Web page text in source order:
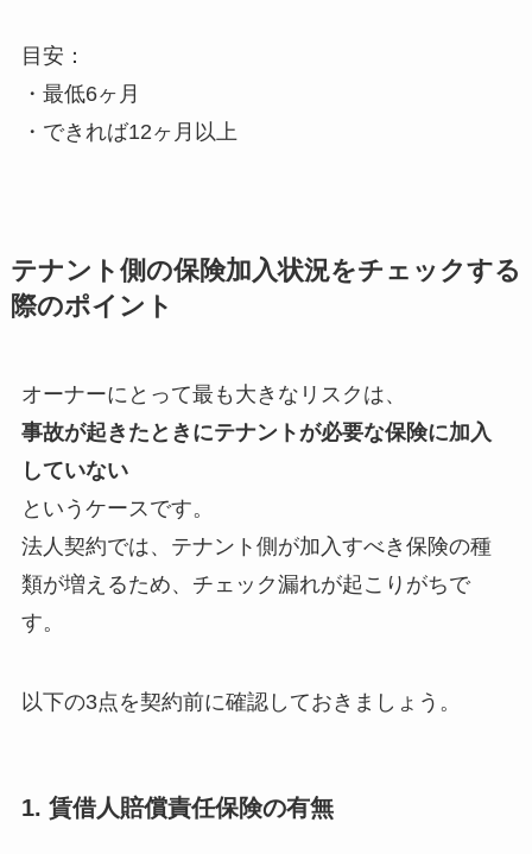
目安：
・最低6ヶ月
・できれば12ヶ月以上
テナント側の保険加入状況をチェックする
際のポイント
オーナーにとって最も大きなリスクは、
事故が起きたときにテナントが必要な保険に加入
していない
というケースです。
法人契約では、テナント側が加入すべき保険の種
類が増えるため、チェック漏れが起こりがちで
す。
以下の3点を契約前に確認しておきましょう。
1. 賃借人賠償責任保険の有無